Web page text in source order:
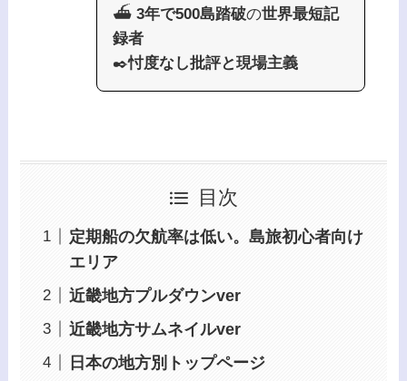
⛴️3年で500島踏破の世界最短記
録者
✒️忖度なし批評と現場主義
目次
定期船の欠航率は低い。島旅初心者向け
エリア
近畿地方プルダウンver
近畿地方サムネイルver
日本の地方別トップページ